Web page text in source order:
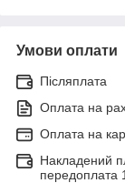
Умови оплати
Післяплата
Оплата на
Оплата на
Накладений
передоплата